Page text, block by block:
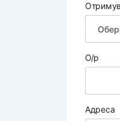
О/р
Адреса